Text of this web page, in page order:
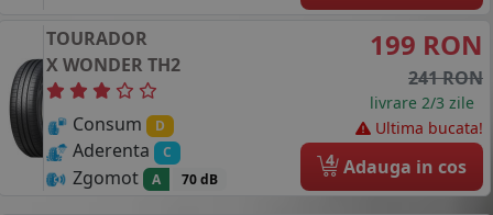
TOURADOR
X WONDER TH2
Consum D
Aderenta C
Zgomot A 70 dB
199 RON
241 RON
livrare 2/3 zile
Ultima bucata!
4 Adauga in cos